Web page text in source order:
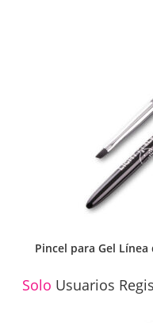
Pincel para Gel Línea
Solo Usuarios